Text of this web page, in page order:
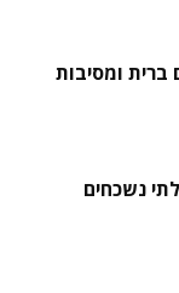
ומסיבות
נשכחים